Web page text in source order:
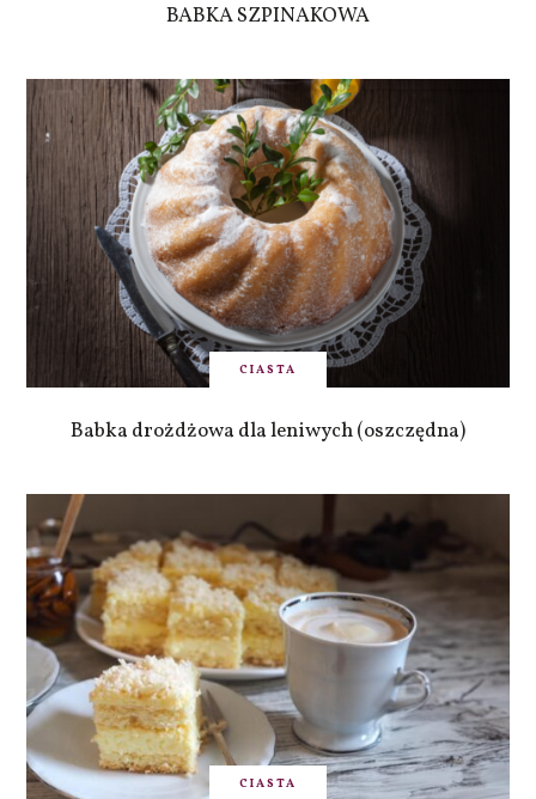
BABKA SZPINAKOWA
CIASTA
Babka drożdżowa dla leniwych (oszczędna)
CIASTA